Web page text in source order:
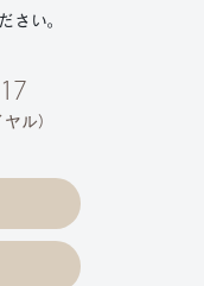
さい。
ル）